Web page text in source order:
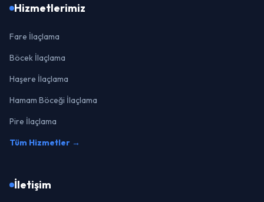
Hizmetlerimiz
Fare İlaçlama
Böcek İlaçlama
Haşere İlaçlama
Hamam Böceği İlaçlama
Pire İlaçlama
Tüm Hizmetler →
İletişim